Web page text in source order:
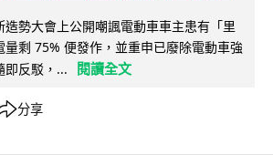
勢大會上公開嘲諷電動車車主患有「里
剩 75% 便發作，並重申已廢除電動車強
即反駁，...
閱讀全文
分享